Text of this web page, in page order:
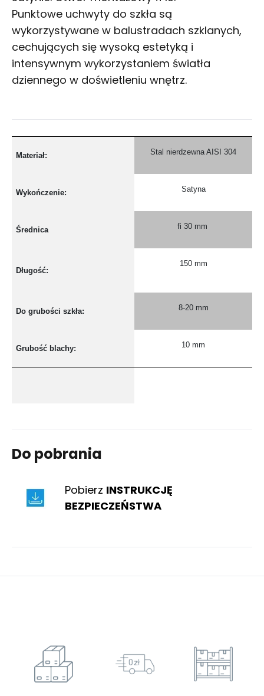
Punktowe uchwyty do szkła są
wykorzystywane w balustradach szklanych,
cechujących się wysoką estetyką i
intensywnym wykorzystaniem światła
dziennego w doświetleniu wnętrz.
Materiał: Stal nierdzewna AISI 304
Wykończenie: Satyna
Średnica fi 30 mm
Długość:
150 mm
Do grubości szkła: 8-20 mm
Grubość blachy: 10 mm
Do pobrania
Pobierz INSTRUKCJĘ
BEZPIECZEŃSTWA